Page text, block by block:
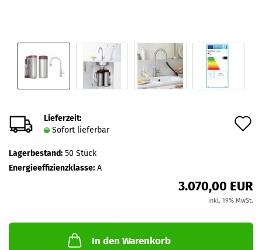
Lieferzeit:
Sofort lieferbar
Lagerbestand: 50 Stück
Energieeffizienzklasse: A
3.070,00 EUR
inkl. 19% MwSt.
In den Warenkorb